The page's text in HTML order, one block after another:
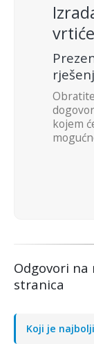
vrtiće
kojem
Odgovori na
stranica
Koji je